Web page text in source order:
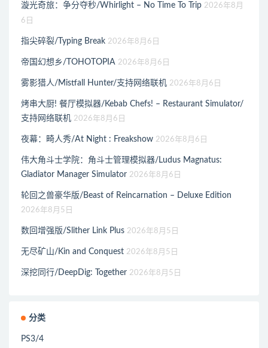
漩光奇旅：争分夺秒/Whirlight – No Time To Trip 2026年8月
6日
指尖碎裂/Typing Break 2026年8月6日
帝国幻想乡/TOHOTOPIA 2026年8月6日
雾影猎人/Mistfall Hunter/支持网络联机 2026年8月6日
烤串大厨! 餐厅模拟器/Kebab Chefs! – Restaurant Simulator/
支持网络联机 2026年8月6日
夜幕：畸人秀/At Night : Freakshow 2026年8月6日
伟大角斗士学院：角斗士管理模拟器/Ludus Magnatus:
Gladiator Manager Simulator 2026年8月6日
轮回之兽豪华版/Beast of Reincarnation – Deluxe Edition
2026年8月5日
数回增强版/Slither Link Plus 2026年8月5日
无尽矿山/Kin and Conquest 2026年8月5日
深挖同行/DeepDig: Together 2026年8月5日
分类
PS3/4